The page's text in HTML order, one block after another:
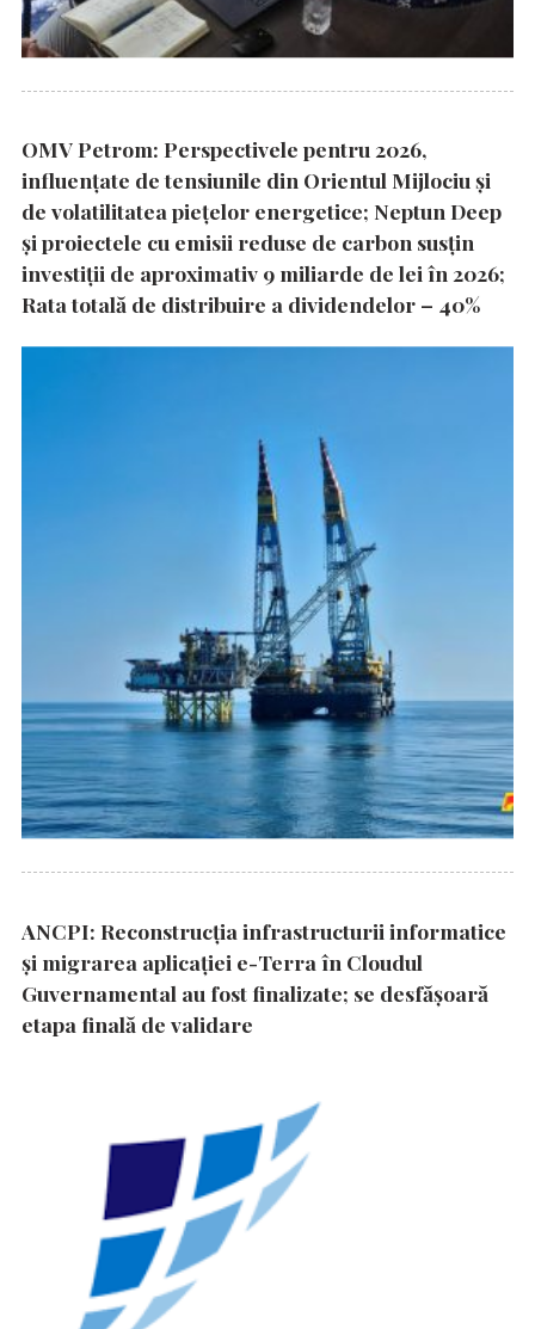
OMV Petrom: Perspectivele pentru 2026,
influențate de tensiunile din Orientul Mijlociu și
de volatilitatea piețelor energetice; Neptun Deep
și proiectele cu emisii reduse de carbon susțin
investiții de aproximativ 9 miliarde de lei în 2026;
Rata totală de distribuire a dividendelor – 40%
ANCPI: Reconstrucția infrastructurii informatice
și migrarea aplicației e-Terra în Cloudul
Guvernamental au fost finalizate; se desfășoară
etapa finală de validare